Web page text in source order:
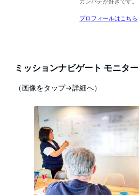
プロフィールはこちら
ミッションナビゲート モニター
（画像をタップ→詳細へ）